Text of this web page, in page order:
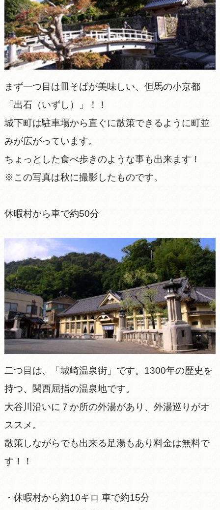
まず一つ目は皿そばが美味しい、但馬の小京都
「出石（いずし）」！！
城下町は駐車場から直ぐに散策できるように町並
みが広がっています。
ちょっとした食べ歩きのような事も出来ます！
※この写真は秋に撮影したものです。
休暇村から車で約50分
二つ目は、「城崎温泉街」です。1300年の歴史を
持つ、関西屈指の温泉地です。
大谷川沿いに７か所の外湯があり、外湯巡りがオ
ススメ。
散策しながらでも出来る足湯もあり料金は無料で
す！！
・休暇村から約10キロ 車で約15分